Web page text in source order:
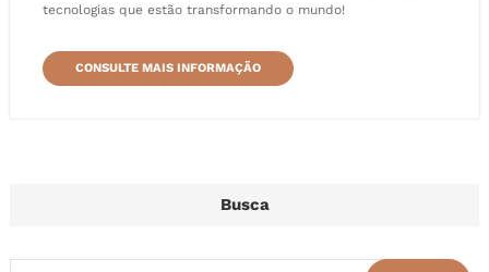
tecnologias que estão transformando o mundo!
CONSULTE MAIS INFORMAÇÃO
Busca